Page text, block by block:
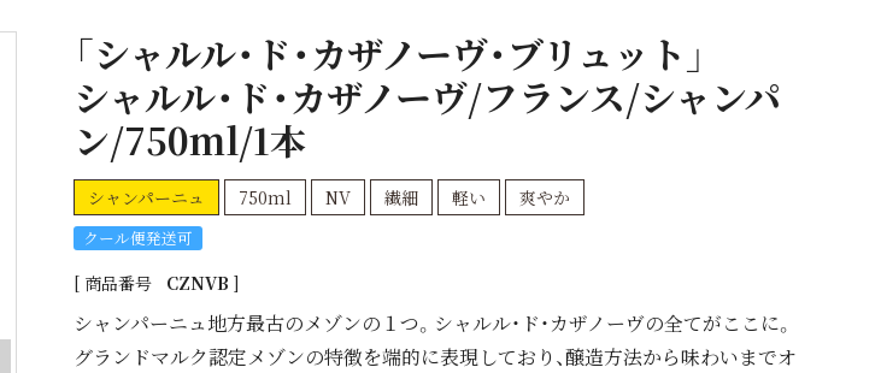
「シャルル・ド・カザノーヴ・ブリュット」
シャルル・ド・カザノーヴ/フランス/シャンパ
ン/750ml/1本
シャンパーニュ 750ml NV 繊細 軽い 爽やか
クール便発送可
商品番号 CZNVB
シャンパーニュ地方最古のメゾンの１つ。シャルル・ド・カザノーヴの全てがここに。
グランドマルク認定メゾンの特徴を端的に表現しており、醸造方法から味わいまでオ